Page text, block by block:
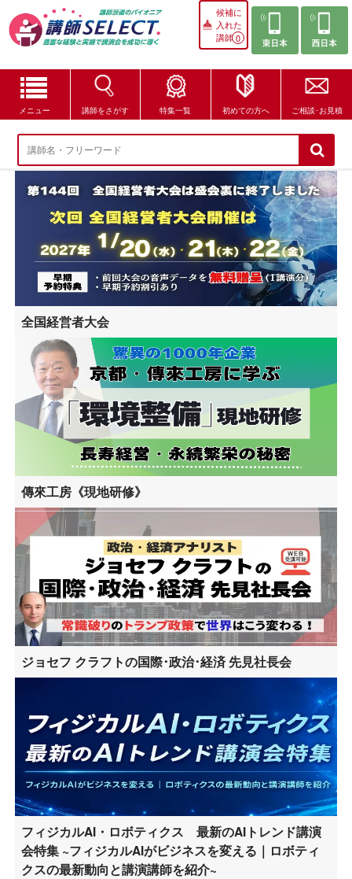
候補に
入れた
講師0
メニュー 講師をさがす 特集一覧 初めての方へ ご相談･お見積
講師をさがす
特集一覧
講師セレクトが選ばれる理由
ブログ・コラム
はじめての方へ
ご相談・お見積
全国経営者大会
傳來工房《現地研修》
ジョセフ クラフトの国際･政治･経済 先見社長会
フィジカルAI・ロボティクス 最新のAIトレンド講演
会特集 ~フィジカルAIがビジネスを変える｜ロボティ
クスの最新動向と講演講師を紹介~